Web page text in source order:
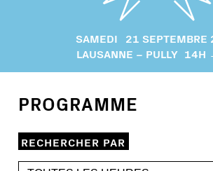
SAMEDI 21 SEPTEMBRE
LAUSANNE – PULLY 14H
PROGRAMME
RECHERCHER PAR